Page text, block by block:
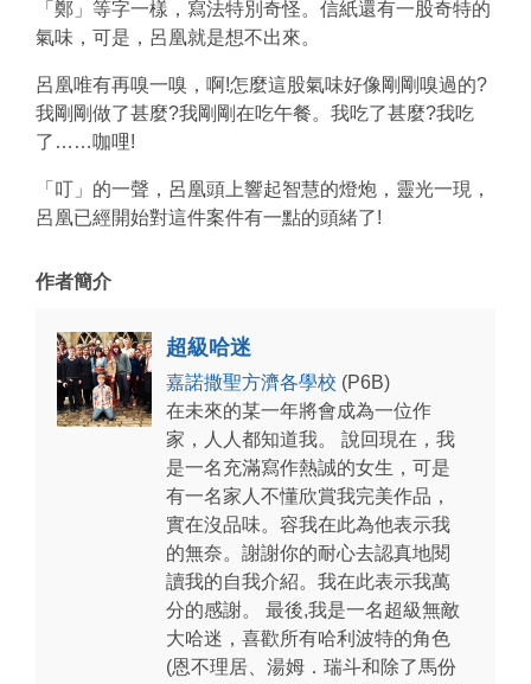
「鄭」等字一樣，寫法特別奇怪。信紙還有一股奇特的
氣味，可是，呂凰就是想不出來。
呂凰唯有再嗅一嗅，啊!怎麼這股氣味好像剛剛嗅過的?
我剛剛做了甚麼?我剛剛在吃午餐。我吃了甚麼?我吃
了……咖哩!
「叮」的一聲，呂凰頭上響起智慧的燈炮，靈光一現，
呂凰已經開始對這件案件有一點的頭緒了!
作者簡介
超級哈迷
嘉諾撒聖方濟各學校 (P6B)
在未來的某一年將會成為一位作
家，人人都知道我。 說回現在，我
是一名充滿寫作熱誠的女生，可是
有一名家人不懂欣賞我完美作品，
實在沒品味。容我在此為他表示我
的無奈。謝謝你的耐心去認真地閱
讀我的自我介紹。我在此表示我萬
分的感謝。 最後,我是一名超級無敵
大哈迷，喜歡所有哈利波特的角色
(恩不理居、湯姆．瑞斗和除了馬份